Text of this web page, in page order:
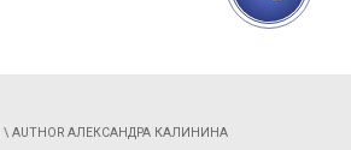
\ AUTHOR АЛЕКСАНДРА КАЛИНИНА